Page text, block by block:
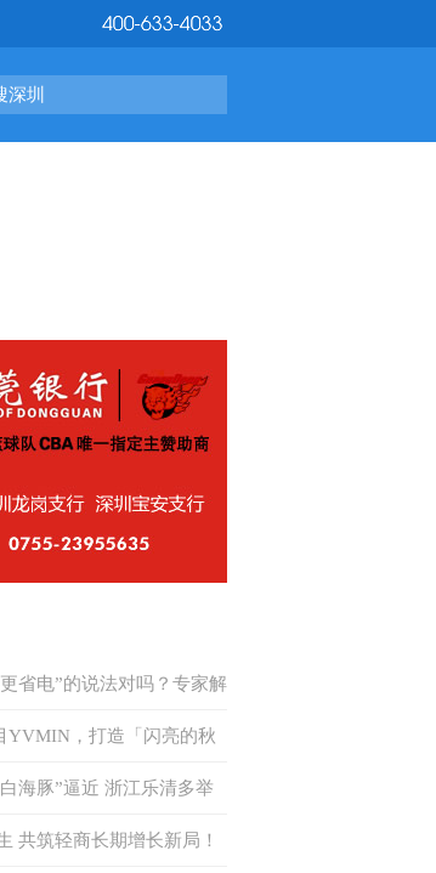
深圳
省电”的说法对吗？专家解
YVMIN，打造「闪亮的秋
海豚”逼近 浙江乐清多举
共筑轻商长期增长新局！